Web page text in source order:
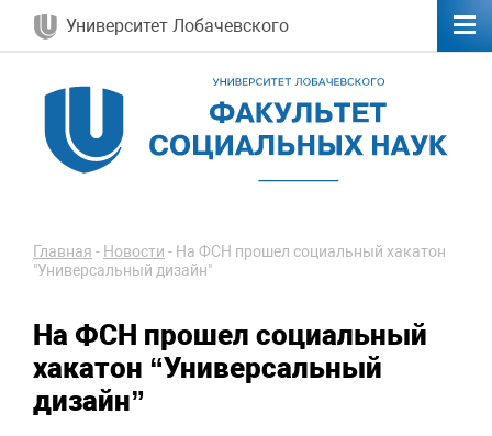
Университет Лобачевского
Главная - Новости - На ФСН прошел социальный хакатон
"Универсальный дизайн"
На ФСН прошел социальный
хакатон “Универсальный
дизайн”